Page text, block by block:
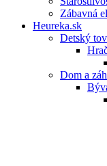
Zábavná
Heureka.sk
Detský
Dom a